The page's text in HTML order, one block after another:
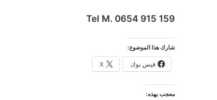
Tel M. 0654 915 159
شارك هذا الموضوع:
فيس بوك X
معجب بهذه: